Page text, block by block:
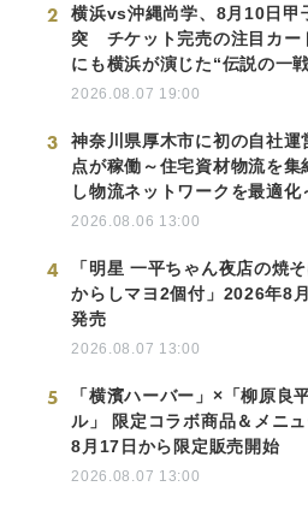
2
横浜vs沖縄尚学、8月10日甲
突 チケット完売の注目カ
にも横浜が演じた“伝説の一
2026.08.07 19:00
3
神奈川県厚木市に初の自社運
点が稼働～住宅資材物流を集
し物流ネットワークを最適化
2026.08.06 13:00
4
「明星 一平ちゃん夜店の焼
からしマヨ2個付」2026年8
発売
2026.08.07 13:00
5
「横濱ハーバー」×「柳原良
ル」 限定コラボ商品＆メニ
8月17日から限定販売開始
2026.08.07 13:00